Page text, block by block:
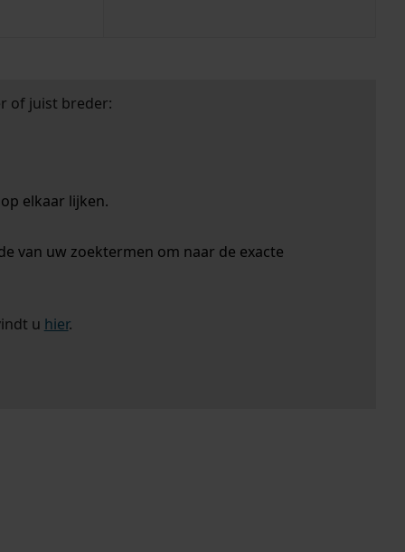
of juist breder:
elkaar lijken.
van uw zoektermen om naar de exacte
u hier.